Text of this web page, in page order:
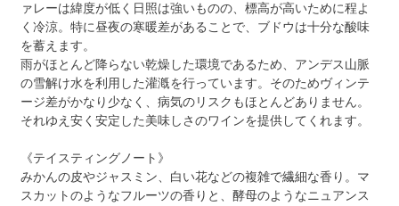
ァレーは緯度が低く日照は強いものの、標高が高いために程よ
く冷涼。特に昼夜の寒暖差があることで、ブドウは十分な酸味
を蓄えます。
雨がほとんど降らない乾燥した環境であるため、アンデス山脈
の雪解け水を利用した灌漑を行っています。そのためヴィンテ
ージ差がかなり少なく、病気のリスクもほとんどありません。
それゆえ安く安定した美味しさのワインを提供してくれます。
《テイスティングノート》
みかんの皮やジャスミン、白い花などの複雑で繊細な香り。マ
スカットのようなフルーツの香りと、酵母のようなニュアンス